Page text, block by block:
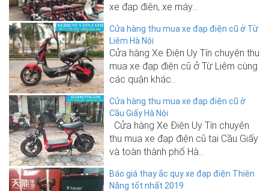
xe đạp điện, xe máy...
Cửa hàng thu mua xe đạp điện cũ ở Từ
Liêm Hà Nội
Cửa hàng Xe Điện Uy Tín chuyên thu
mua xe đạp điện cũ ở Từ Liêm cùng
các quận khác...
Cửa hàng thu mua xe đạp điện cũ ở
Cầu Giấy Hà Nội
Cửa hàng Xe Điện Uy Tín chuyên
thu mua xe đạp điện cũ tại Cầu Giấy
và toàn thành phố Hà...
Báo giá thay ắc quy xe đạp điện Thiên
Năng tốt nhất 2019